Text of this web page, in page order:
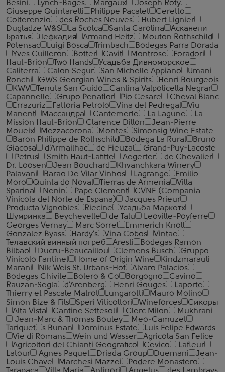
Besini Lynch-Bages Margaux
Joseph Roty
Giuseppe Quintarelli
Philippe Pacalet
Ceretto
Colterenzio
des Roches Neuves
Hubert Lignier
Dugladze W&S
La Scolca Santa Carolina
Асканели
Братья
Лефкадия Armand Heitz
Mouton Rothschild
Potensac
Luigi Bosca Trimbach
Bodegas Parra Dorada
Yves Cuilleron
Botter Cavit Montrose
Foradori
Haut-Brion
Two Hands
Усадьба Дивноморское
Caliterra
Calon Segur San Michelle Appiano
Umani
Ronchi
GWS Georgian Wines & Spirits
Henri Bourgeois
KWV
Tenuta San Guido
Cantina Valpolicella Negrar
Capannelle
Grupo Penaflor Pio Cesare
Cheval Blanc
Errazuriz
Fattoria Petrolo Vina del Pedregal
Viu
Manent
Массандра Cantemerle La Lagune
La
Mission Haut-Brion
Clarence Dillon
Jean-Pierre
Moueix
Mezzacorona Montes
Simonsig Wine Estate
Baron Philippe de Rothschild
Bodega La Rural
Bruno
Giacosa
d'Armailhac de Fieuzal
Grand-Puy-Lacoste
Petrus
Smith Haut-Lafitte Aegerter
de Chevalier
Dr. Loosen
Jean Bouchard
Khvanchkara Winery
Palavani
Barao De Vilar Vinhos Lagrange
Emilio
Moro
Quinta do Noval Tierras de Armenia
Villa
Sparina
Nenin Pape Clement
CVNE (Compania
Vinicola del Norte de Espana)
Jacques Prieur
Producta Vignobles
Riecine
Усадьба Маркотх
Шумринка
Beychevelle de Talu
Leoville-Poyferre
Georges Vernay
Marc Sorrel
Emmerich Knoll
Gonzalez Byass
Hardy's Vina Cobos
Vintae
Телавский винный погреб
Aresti
Bodegas Ramon
Bilbao
Ducru-Beaucaillou Clemens Busch
Gruppo
Vinicolo Fantinel
Home of Origin Wine
Kindzmarauli
Marani
Nik Weis St. Urbans-Hof
Alvaro Palacios
Bodegas Chivite
Bolero & Co Borgogno
Cavino
Rauzan-Segla
d'Arenberg Henri Gouges
Laporte
Thierry et Pascale Matrot
Lungarotti
Mauro Molino
Simon Bize & Fils
Speri Viticoltori Wineforces
Сикоры
Alta Vista
Cantine Settesoli Clerc Milon
Mukhrani
Jean-Marc & Thomas Bouley
Meo-Camuzet
Tariquet
s Bunan Dominus Estate
Luis Felipe Edwards
Vie di Romans
Wein und Wasser
Agricola San Felice
Agricoltori del Chianti Geografico
Cevico
Lafleur
Latour
Agnes Paquet Driada Group Duemani
Jean-
Louis Chave
Marchesi Mazzei
Podere Monastero